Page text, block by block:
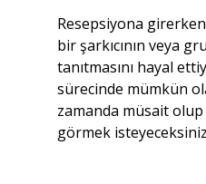
Resepsiyona
bir şarkıcının veya
tanıtmasını hayal
sürecinde mümkün
zamanda müsait olup
görmek